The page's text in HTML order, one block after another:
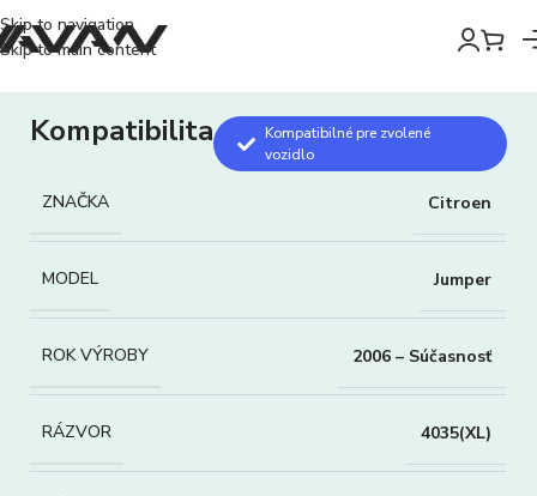
Skip to navigation
Skip to main content
Kompatibilita
Kompatibilné pre zvolené
vozidlo
ZNAČKA Citroen
MODEL Jumper
ROK VÝROBY 2006 – Súčasnosť
RÁZVOR 4035(XL)